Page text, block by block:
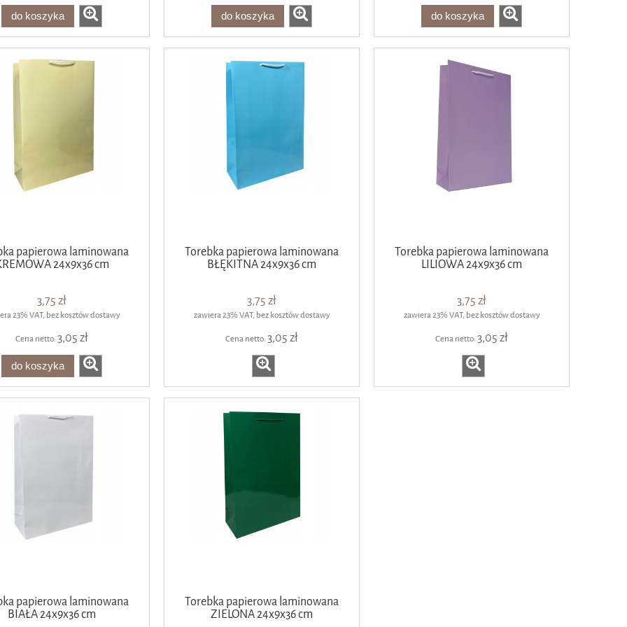
do koszyka do koszyka do koszyka
papierowa laminowana
24x9x36 cm
3,75 zł
23% VAT, bez kosztów dostawy
Cena netto:3,05 zł
do koszyka
Torebka papierowa laminowana
BŁĘKITNA 24x9x36 cm
3,75 zł
zawiera 23% VAT, bez kosztów dostawy
Cena netto:3,05 zł
Torebka papierowa laminowana
LILIOWA 24x9x36 cm
3,75 zł
zawiera 23% VAT, bez kosztów dostawy
Cena netto:3,05 zł
papierowa laminowana
BIAŁA 24x9x36 cm
Torebka papierowa laminowana
ZIELONA 24x9x36 cm